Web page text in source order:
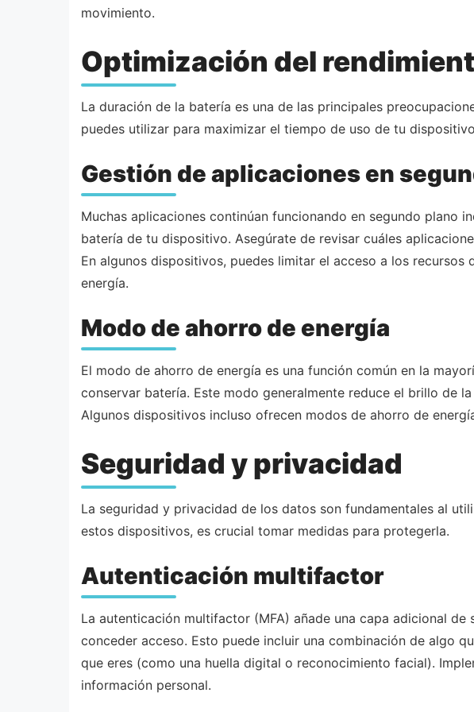
movimiento.
Optimización del
La duración de la batería es una de las principales
puedes utilizar para maximizar el tiempo de uso de tu
Gestión de aplicaciones en
Muchas aplicaciones continúan funcionando en segundo plano
batería de tu dispositivo. Asegúrate de revisar cuáles
En algunos dispositivos, puedes limitar el acceso a los
energía.
Modo de ahorro de energía
El modo de ahorro de energía es una función común en la
conservar batería. Este modo generalmente reduce el brillo de
Algunos dispositivos incluso ofrecen modos de ahorro de
Seguridad y privacidad
La seguridad y privacidad de los datos son fundamentales al
estos dispositivos, es crucial tomar medidas para protegerla.
Autenticación multifactor
La autenticación multifactor (MFA) añade una capa adicional
conceder acceso. Esto puede incluir una combinación de algo
que eres (como una huella digital o reconocimiento facial).
información personal.